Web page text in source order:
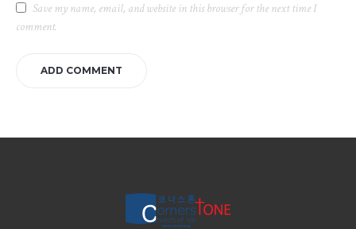
Save my name, email, and website in this browser for the next time I
comment.